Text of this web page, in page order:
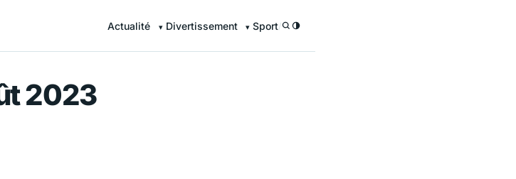
en continu
Actualité Divertissement Sport/
2023